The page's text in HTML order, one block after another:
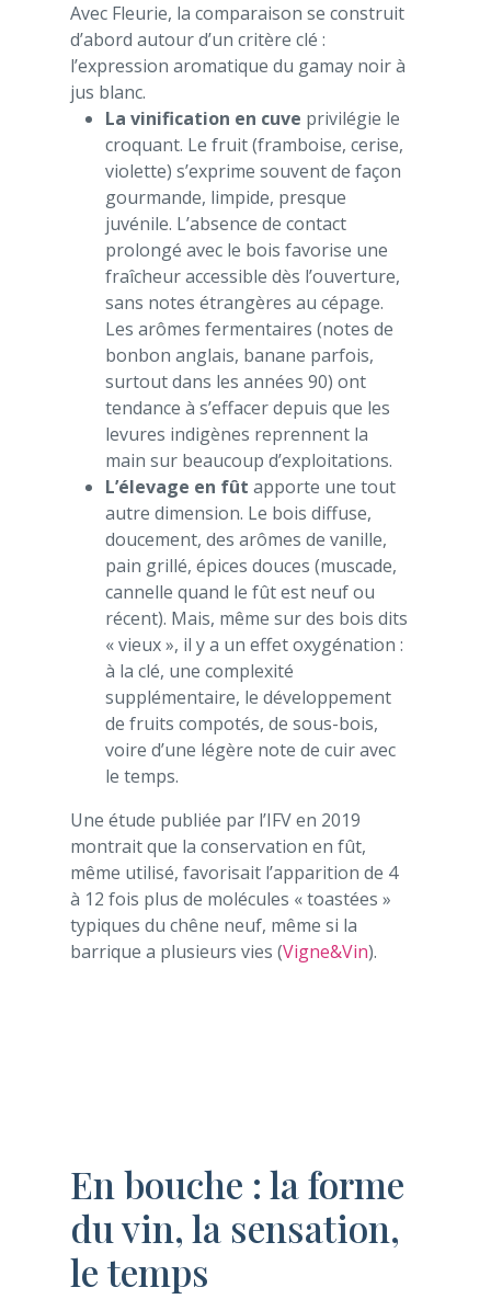
Avec Fleurie, la comparaison se construit
d’abord autour d’un critère clé :
l’expression aromatique du gamay noir à
jus blanc.
La vinification en cuve privilégie le
croquant. Le fruit (framboise, cerise,
violette) s’exprime souvent de façon
gourmande, limpide, presque
juvénile. L’absence de contact
prolongé avec le bois favorise une
fraîcheur accessible dès l’ouverture,
sans notes étrangères au cépage.
Les arômes fermentaires (notes de
bonbon anglais, banane parfois,
surtout dans les années 90) ont
tendance à s’effacer depuis que les
levures indigènes reprennent la
main sur beaucoup d’exploitations.
L’élevage en fût apporte une tout
autre dimension. Le bois diffuse,
doucement, des arômes de vanille,
pain grillé, épices douces (muscade,
cannelle quand le fût est neuf ou
récent). Mais, même sur des bois dits
« vieux », il y a un effet oxygénation :
à la clé, une complexité
supplémentaire, le développement
de fruits compotés, de sous-bois,
voire d’une légère note de cuir avec
le temps.
Une étude publiée par l’IFV en 2019
montrait que la conservation en fût,
même utilisé, favorisait l’apparition de 4
à 12 fois plus de molécules « toastées »
typiques du chêne neuf, même si la
barrique a plusieurs vies (Vigne&Vin).
En bouche : la forme
du vin, la sensation,
le temps